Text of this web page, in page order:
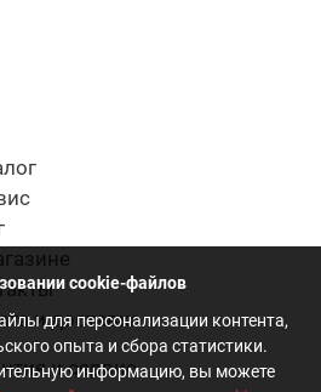
и доставка
и сервис
cookie-файлов
для персонализации контента,
опыта и сбора статистики.
информацию, вы можете